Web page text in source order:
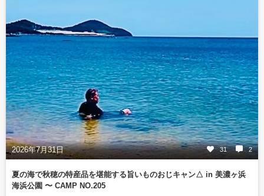
2026年7月31日 31 2
夏の海で秋穂の特産品を堪能する旨いものおじキャン△ in 美濃ヶ浜
海浜公園 〜 CAMP NO.205